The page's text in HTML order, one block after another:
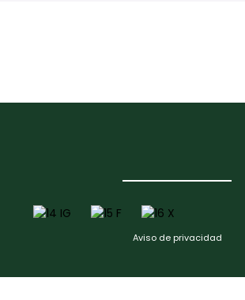
Aviso de privacidad